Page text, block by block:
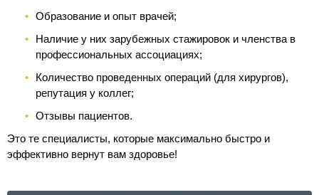
Образование и опыт врачей;
Наличие у них зарубежных стажировок и членства в
профессиональных ассоциациях;
Количество проведенных операций (для хирургов),
репутация у коллег;
Отзывы пациентов.
Это те специалисты, которые максимально быстро и
эффективно вернут вам здоровье!